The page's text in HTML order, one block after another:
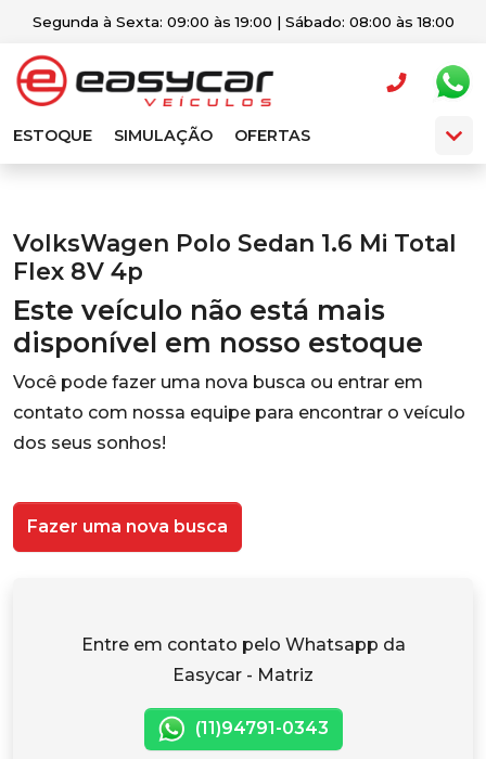
Segunda à Sexta: 09:00 às 19:00 | Sábado: 08:00 às 18:00
ESTOQUE SIMULAÇÃO OFERTAS
VolksWagen Polo Sedan 1.6 Mi Total
Flex 8V 4p
Este veículo não está mais
disponível em nosso estoque
Você pode fazer uma nova busca ou entrar em
contato com nossa equipe para encontrar o veículo
dos seus sonhos!
Fazer uma nova busca
Entre em contato pelo Whatsapp da
Easycar - Matriz
(11)94791-0343